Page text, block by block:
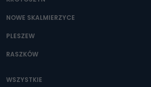
NOWE SKALMIERZYCE
PLESZEW
RASZKÓW
WSZYSTKIE